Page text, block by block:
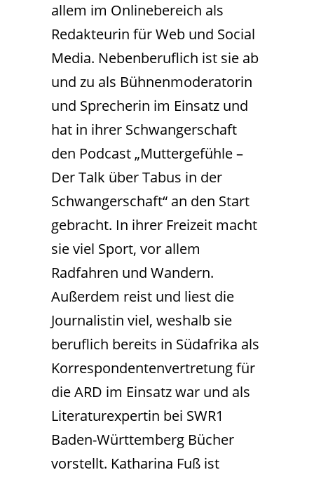
allem im Onlinebereich als
Redakteurin für Web und Social
Media. Nebenberuflich ist sie ab
und zu als Bühnenmoderatorin
und Sprecherin im Einsatz und
hat in ihrer Schwangerschaft
den Podcast „Muttergefühle –
Der Talk über Tabus in der
Schwangerschaft“ an den Start
gebracht. In ihrer Freizeit macht
sie viel Sport, vor allem
Radfahren und Wandern.
Außerdem reist und liest die
Journalistin viel, weshalb sie
beruflich bereits in Südafrika als
Korrespondentenvertretung für
die ARD im Einsatz war und als
Literaturexpertin bei SWR1
Baden-Württemberg Bücher
vorstellt. Katharina Fuß ist